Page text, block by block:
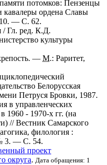
потомков: Пензенцы
кавалеры ордена Славы
— С. 62.
/ Гл. ред. К.Д.
культуры
— М.: Раритет,
Белорусская
Петруся Бровки, 1987.
в управленческих
1960 - 1970-х гг. (на
// Вестник Самарского
филология :
3. — С. 54.
проект
округа. Дата обращения: 1